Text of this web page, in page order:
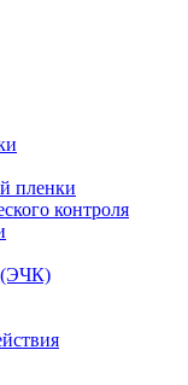
и
пленки